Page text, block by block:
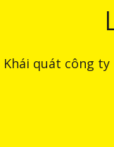
Khái quát công ty